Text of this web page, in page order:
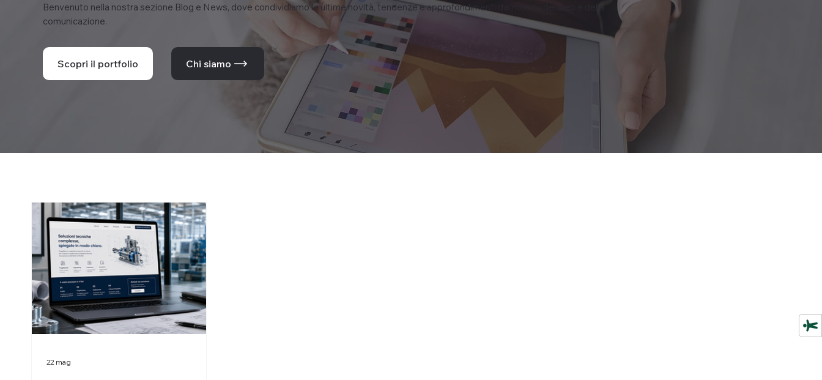
Benvenuto nella nostra sezione Blog e News, dove condividiamo le ultime novità, tendenze e approfondimenti dal mondo del web e della
comunicazione.
Scopri il portfolio Chi siamo
22 mag